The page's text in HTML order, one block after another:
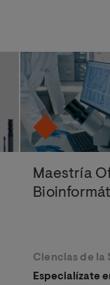
Maestría
Ciencias de la
Especialízate